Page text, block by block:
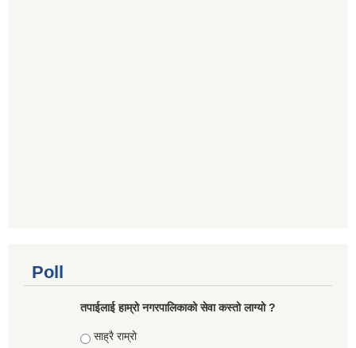
Poll
तपाईलाई हाम्रो नगरपालिकाको सेवा कस्तो लाग्यो ?
Choices
साह्रै राम्रो